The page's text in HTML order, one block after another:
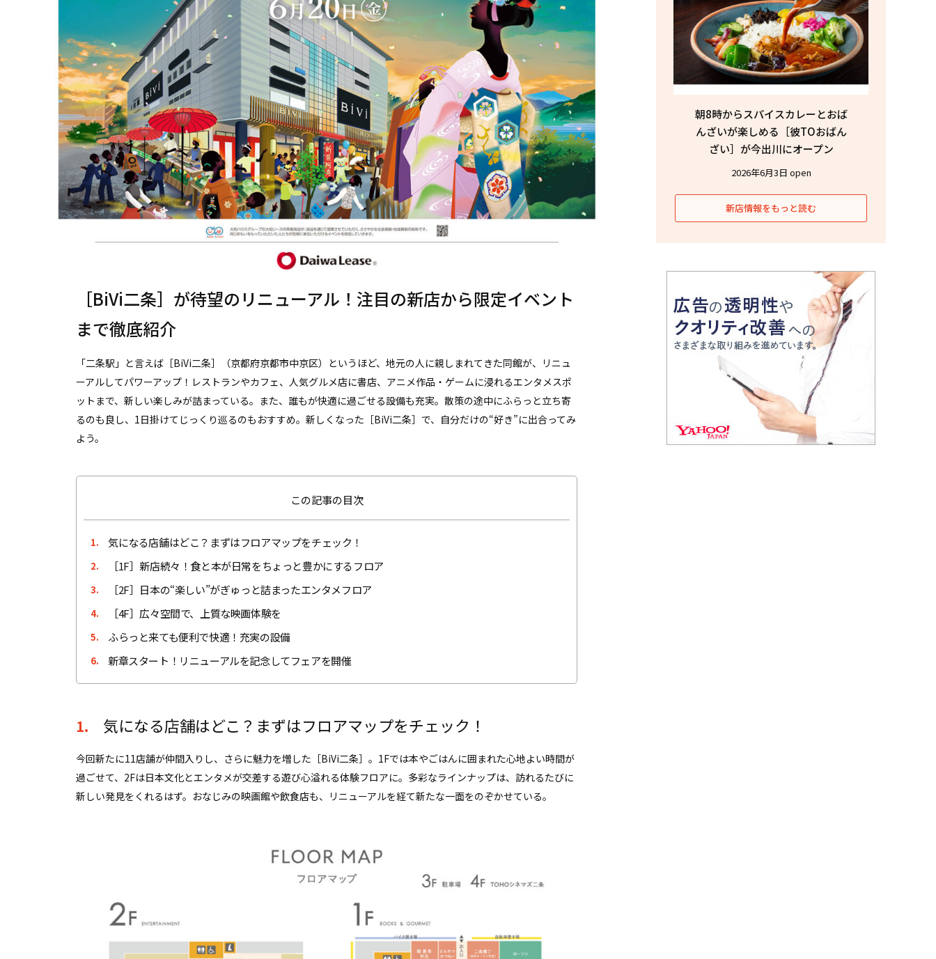
［BiVi二条］が待望のリニューアル！注目の新店から限定イベント
まで徹底紹介
「二条駅」と言えば［BiVi二条］（京都府京都市中京区）というほど、地元の人に親しまれてきた同館が、リニュ
ーアルしてパワーアップ！レストランやカフェ、人気グルメ店に書店、アニメ作品・ゲームに浸れるエンタメスポ
ットまで、新しい楽しみが詰まっている。また、誰もが快適に過ごせる設備も充実。散策の途中にふらっと立ち寄
るのも良し、1日掛けてじっくり巡るのもおすすめ。新しくなった［BiVi二条］で、自分だけの“好き”に出合ってみ
よう。
この記事の目次
1. 気になる店舗はどこ？まずはフロアマップをチェック！
2. ［1F］新店続々！食と本が日常をちょっと豊かにするフロア
3. ［2F］日本の“楽しい”がぎゅっと詰まったエンタメフロア
4. ［4F］広々空間で、上質な映画体験を
5. ふらっと来ても便利で快適！充実の設備
6. 新章スタート！リニューアルを記念してフェアを開催
1. 気になる店舗はどこ？まずはフロアマップをチェック！
今回新たに11店舗が仲間入りし、さらに魅力を増した［BiVi二条］。1Fでは本やごはんに囲まれた心地よい時間が
過ごせて、2Fは日本文化とエンタメが交差する遊び心溢れる体験フロアに。多彩なラインナップは、訪れるたびに
新しい発見をくれるはず。おなじみの映画館や飲食店も、リニューアルを経て新たな一面をのぞかせている。
朝8時からスパイスカレーとおば
んざいが楽しめる［彼TOおばん
ざい］が今出川にオープン
2026年6月3日 open
新店情報をもっと読む